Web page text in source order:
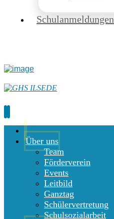
Schulanmeldungen
Über uns
Team
Förderverein
Events
Leitbild
Ganztag
Schülervertretung
Schulsozialarbeit